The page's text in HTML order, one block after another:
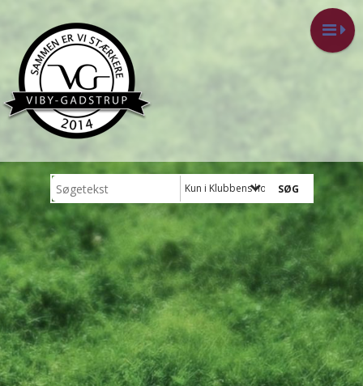
Kun i Klubbens hold